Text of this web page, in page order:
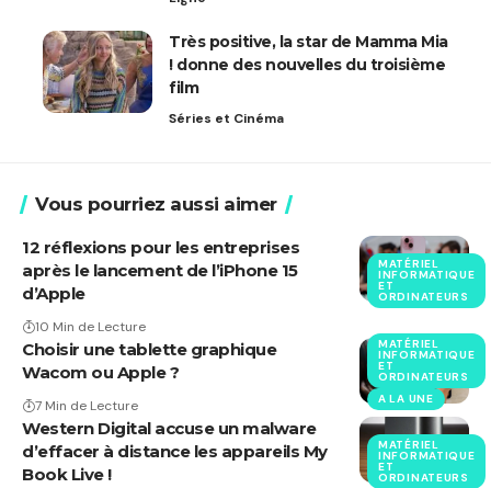
Très positive, la star de Mamma Mia
! donne des nouvelles du troisième
film
Séries et Cinéma
Vous pourriez aussi aimer
MATÉRIEL
INFORMATIQUE
ET
ORDINATEURS
12 réflexions pour les entreprises
après le lancement de l’iPhone 15
d’Apple
10 Min de Lecture
MATÉRIEL
INFORMATIQUE
ET
ORDINATEURS
A LA UNE
Choisir une tablette graphique
Wacom ou Apple ?
7 Min de Lecture
MATÉRIEL
INFORMATIQUE
ET
ORDINATEURS
Western Digital accuse un malware
d’effacer à distance les appareils My
Book Live !